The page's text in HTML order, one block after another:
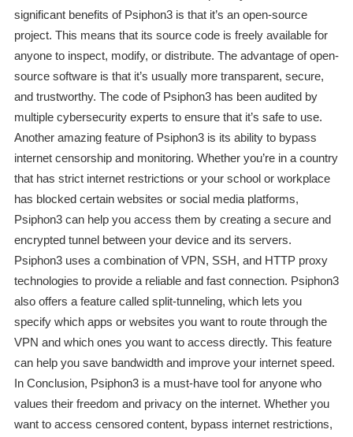
significant benefits of Psiphon3 is that it’s an open-source
project. This means that its source code is freely available for
anyone to inspect, modify, or distribute. The advantage of open-
source software is that it’s usually more transparent, secure,
and trustworthy. The code of Psiphon3 has been audited by
multiple cybersecurity experts to ensure that it’s safe to use.
Another amazing feature of Psiphon3 is its ability to bypass
internet censorship and monitoring. Whether you’re in a country
that has strict internet restrictions or your school or workplace
has blocked certain websites or social media platforms,
Psiphon3 can help you access them by creating a secure and
encrypted tunnel between your device and its servers.
Psiphon3 uses a combination of VPN, SSH, and HTTP proxy
technologies to provide a reliable and fast connection. Psiphon3
also offers a feature called split-tunneling, which lets you
specify which apps or websites you want to route through the
VPN and which ones you want to access directly. This feature
can help you save bandwidth and improve your internet speed.
In Conclusion, Psiphon3 is a must-have tool for anyone who
values their freedom and privacy on the internet. Whether you
want to access censored content, bypass internet restrictions,